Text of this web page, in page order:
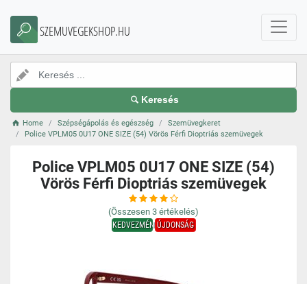
SZEMUVEGEKSHOP.HU
Keresés
Home Szépségápolás és egészség
Szemüvegkeret
Police VPLM05 0U17 ONE SIZE (54) Vörös Férfi Dioptriás szemüvegek
Police VPLM05 0U17 ONE SIZE (54)
Vörös Férfi Dioptriás szemüvegek
(Összesen 3 értékelés)
KEDVEZMÉNYÚJDONSÁG